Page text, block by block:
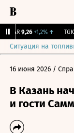
9,26 +1,2%↑ TGKN
Ситуация на
16 июня 2026 /
В Казань
и гости